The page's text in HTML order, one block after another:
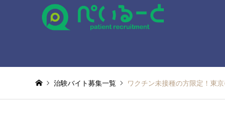
治験バイト募集一覧 ワクチン未接種の方限定！東